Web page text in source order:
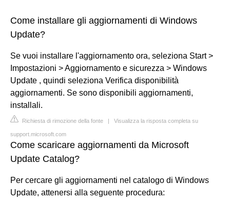
Come installare gli aggiornamenti di Windows
Update?
Se vuoi installare l'aggiornamento ora, seleziona Start >
Impostazioni > Aggiornamento e sicurezza > Windows
Update , quindi seleziona Verifica disponibilità
aggiornamenti. Se sono disponibili aggiornamenti,
installali.
Richiesta di rimozione della fonte | Visualizza la risposta completa su
support.microsoft.com
Come scaricare aggiornamenti da Microsoft
Update Catalog?
Per cercare gli aggiornamenti nel catalogo di Windows
Update, attenersi alla seguente procedura: